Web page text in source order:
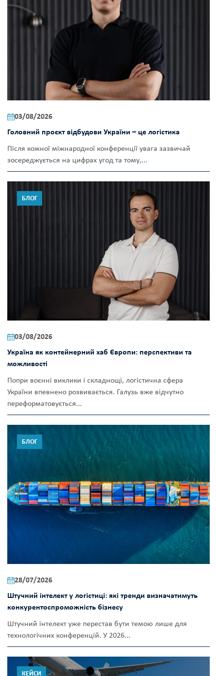
03/08/2026
Головний проєкт відбудови України – це логістика
Після кожної міжнародної конференції увага зазвичай
зосереджується на цифрах угод та тому,...
БЛОГ
03/08/2026
Україна як контейнерний хаб Європи: перспективи та
можливості
Попри воєнні виклики і складнощі, логістична сфера
України впевнено розвивається. Галузь вже відчутно
переформатовується...
БЛОГ
28/07/2026
Штучний інтелект у логістиці: які тренди визначатимуть
конкурентоспроможність бізнесу
Штучний інтелект уже перестав бути темою лише для
технологічних конференцій. У 2026...
КЕЙСИ